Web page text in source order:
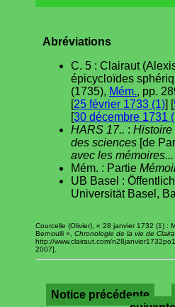
Abréviations
C. 5 : Clairaut
épicycloïdes
(1735), Mém., pp.
[25 février 1733 (1)] [
[30 décembre 1731
HARS 17.. : Histoire
des sciences [de
avec les mémoires...
Mém. : Partie
UB Basel :
Universität Basel,
Courcelle (Olivier), « 28 janvier 1732 (1) :
Bernoulli », Chronologie de la vie de
http://www.clairaut.com/
2007].
Notice précédente